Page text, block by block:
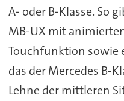
A- oder B-Klasse. So
MB-UX mit
Touchfunktion sowie
das der Mercedes B-
Lehne der mittleren